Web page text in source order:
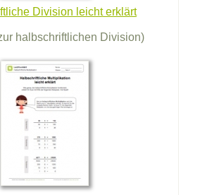
Division leicht erklärt
halbschriftlichen Division)